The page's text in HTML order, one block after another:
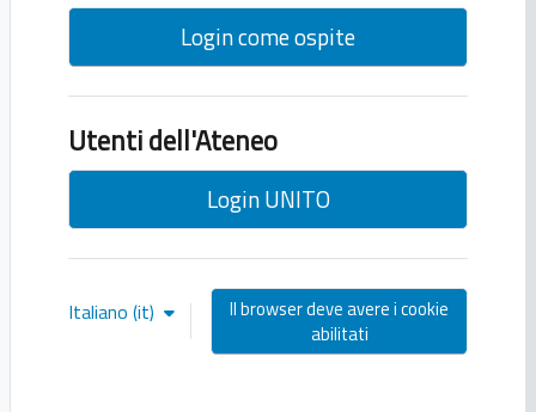
Login come ospite
Utenti dell'Ateneo
Login UNITO
Italiano ‎(it)‎
Il browser deve avere i cookie
abilitati